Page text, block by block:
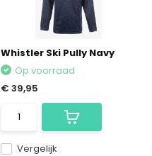
Whistler Ski Pully Navy
Vergelijk
Op voorraad
€ 39,95